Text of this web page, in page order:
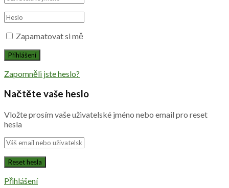
Zapamatovat si mě
Zapomněli jste heslo?
Načtěte vaše heslo
Vložte prosím vaše uživatelské jméno nebo email pro reset
hesla
Přihlášení